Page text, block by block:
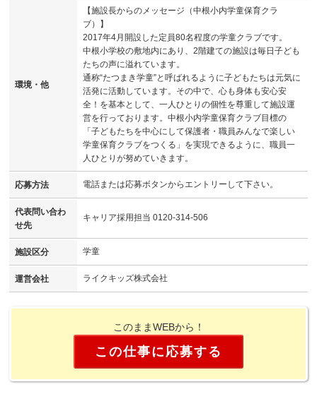
環境・他
【施設長からのメッセージ（中根小内学童保育クラ
ブ）】
2017年4月開設した定員80名程度の学童クラブです。
中根小学校の敷地内にあり、2階建ての施設は毎日子ども
たちの声に溢れています。
通称“たつまき学童”と呼ばれるように子どもたちは元気に
活発に活動しています。その中で、心も身体も安心安
全！を基本として、一人ひとりの個性を尊重して施設運
営を行っております。中根小内学童保育クラブ目標の
「子どもたちを中心にして保護者・職員みんなで楽しい
学童保育クラブをつくる」を実現できるように、職員一
人ひとりが努めていきます。
応募方法 電話または応募ボタンからエントリーして下さい。
代表問い合わ
せ先
キャリア採用担当 0120-314-506
施設区分 学童
運営会社 ライクキッズ株式会社
このままWEBから！
この仕事に応募する